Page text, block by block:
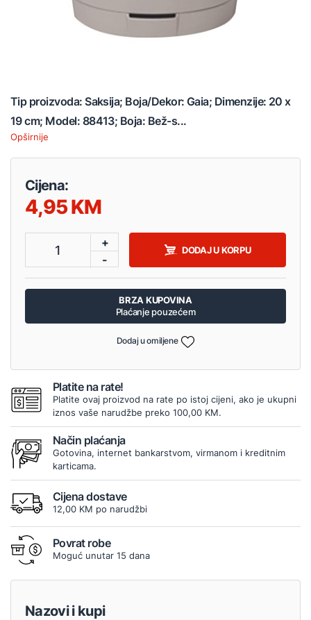
Tip proizvoda: Saksija; Boja/Dekor: Gaia; Dimenzije: 20 x
19 cm; Model: 88413; Boja: Bež-s...
Opširnije
Cijena:
4,95
1
+
-
DODAJ U KORPU
BRZA KUPOVINA
Plaćanje pouzećem
Dodaj u omiljene
Platite na rate!
Platite ovaj proizvod na rate po istoj cijeni, ako je ukupni
iznos vaše narudžbe preko 100,00 KM.
Način plaćanja
Gotovina, internet bankarstvom, virmanom i kreditnim
karticama.
Cijena dostave
12,00 KM po narudžbi
Povrat robe
Moguć unutar 15 dana
Nazovi i kupi